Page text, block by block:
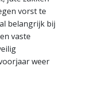
vorst te
belangrijk bij
vaste
weer